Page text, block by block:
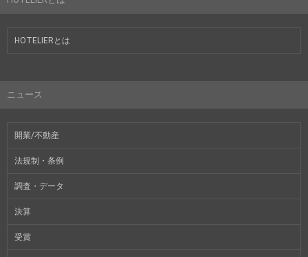
HOTELIERとは
ニュース
開業/不動産
法規制・条例
調査・データ
決算
受賞